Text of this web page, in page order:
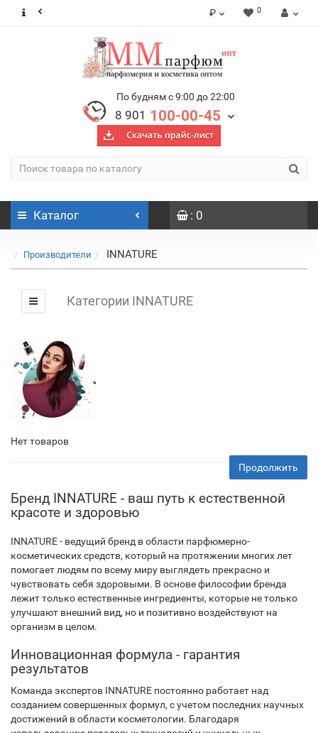
₽ 0
По будням с 9:00 до 22:00
8 901 100-00-45
Каталог : 0
Производители INNATURE
Категории INNATURE
Нет товаров
Продолжить
Бренд INNATURE - ваш путь к естественной
красоте и здоровью
INNATURE - ведущий бренд в области парфюмерно-
косметических средств, который на протяжении многих лет
помогает людям по всему миру выглядеть прекрасно и
чувствовать себя здоровыми. В основе философии бренда
лежит только естественные ингредиенты, которые не только
улучшают внешний вид, но и позитивно воздействуют на
организм в целом.
Инновационная формула - гарантия
результатов
Команда экспертов INNATURE постоянно работает над
созданием совершенных формул, с учетом последних научных
достижений в области косметологии. Благодаря